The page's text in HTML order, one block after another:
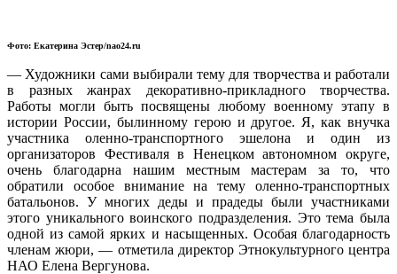
Фото: Екатерина Эстер/nao24.ru
— Художники сами выбирали тему для творчества и работали
в разных жанрах декоративно-прикладного творчества.
Работы могли быть посвящены любому военному этапу в
истории России, былинному герою и другое. Я, как внучка
участника оленно-транспортного эшелона и один из
организаторов Фестиваля в Ненецком автономном округе,
очень благодарна нашим местным мастерам за то, что
обратили особое внимание на тему оленно-транспортных
батальонов. У многих деды и прадеды были участниками
этого уникального воинского подразделения. Это тема была
одной из самой ярких и насыщенных. Особая благодарность
членам жюри, — отметила директор Этнокультурного центра
НАО Елена Вергунова.